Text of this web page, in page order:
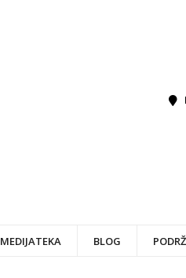
MEDIJATEKA BLOG